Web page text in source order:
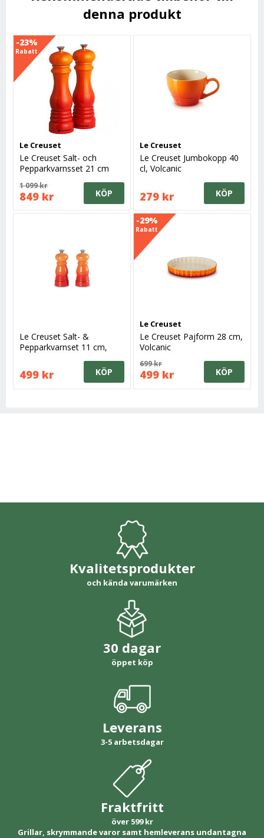
denna produkt
-23%
Rabatt
Le Creuset
Le Creuset Salt- och
Pepparkvarnsset 21 cm
1 099 kr
849 kr KÖP
Le Creuset
Le Creuset Jumbokopp 40
cl, Volcanic
279 kr KÖP
Le Creuset Salt- &
Pepparkvarnset 11 cm,
499 kr KÖP
-29%
Rabatt
Le Creuset
Le Creuset Pajform 28 cm,
Volcanic
699 kr
499 kr KÖP
Kvalitetsprodukter
och kända varumärken
30 dagar
öppet köp
Leverans
3-5 arbetsdagar
Fraktfritt
över 599 kr
Grillar, skrymmande varor samt hemleverans undantagna